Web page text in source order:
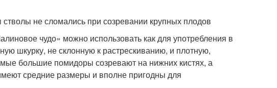
не сломались при созревании крупных плодов
чудо» можно использовать как для употребления в
шкурку, не склонную к растрескиванию, и плотную,
большие помидоры созревают на нижних кистях, а
средние размеры и вполне пригодны для